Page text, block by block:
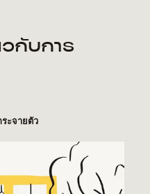
กับการ
ะจายตัว